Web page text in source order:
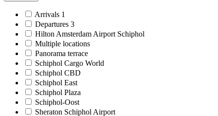
Arrivals 1
Departures 3
Hilton Amsterdam Airport Schiphol
Multiple locations
Panorama terrace
Schiphol Cargo World
Schiphol CBD
Schiphol East
Schiphol Plaza
Schiphol-Oost
Sheraton Schiphol Airport